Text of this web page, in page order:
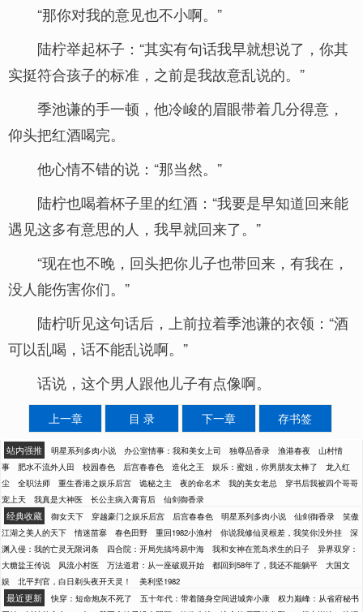
“那你对我的意见也不小啊。”
陆柠举起杯子：“其实有句话我早就想说了，你其
实挺符合孩子的标准，之前是我故意乱说的。”
季池谦的手一顿，他冷峻的眉眼带着几分得意，
仰头把红酒喝完。
他心情不错的说：“那当然。”
陆柠也喝着杯子里的红酒：“我要是早知道回来能
遇见这多有意思的人，我早就回来了。”
“现在也不晚，回头把你儿子也带回来，有我在，
没人能伤害你们。”
陆柠听见这句话后，上前拉着季池谦的衣领：“酒
可以乱喝，话不能乱说啊。”
话说，这个男人跟他儿子有点像啊。
上一章 目 录 下一章 存书签
站内强推 明星系列多肉小说 办公室情事：我和美女上司 独尊品香录 渔港春夜
山村情
事
肥水不流外人田 校园春色 后宫春春色 造化之王 娱乐：蜜姐，你男朋友太棒了
龙入红
尘
全职法师 重生香港之娱乐后宫 诡秘之主 夜的命名术 我的美女老总
穿书后我被四个哥哥
宠上天
我真是大神医 长公主病入膏肓后 仙剑御香录
经典收藏 御女天下 穿越豪门之娱乐后宫 后宫春春色 明星系列多肉小说 仙剑御香录
笑傲
江湖之美人的天下
情迷苗寨 春色田野 重回1982小渔村 你说我修仙灵根差，我笑你没外挂
深
渊入侵：我的亡灵无限词条
四合院：开局先搞垮易中海 我和女神在荒岛求生的日子
异界双穿：
大糖盐王传说
风流小村医 万法道君：从一座破观开始 都回到58年了，我还不能躺平
大国文
娱
北平判官，白日剃头夜开天灵！ 美利坚1982
最近更新 快穿：短命炮灰不死了 五十年代：带着随身空间进城奔小康
权力巅峰：从省府秘书